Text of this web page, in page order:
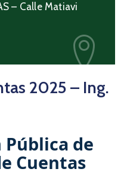
– Calle Matiavi
2025 – Ing.
de
Cuentas